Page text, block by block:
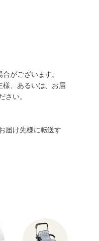
がございます。
、あるいは、お届
い。
届け先様に転送す